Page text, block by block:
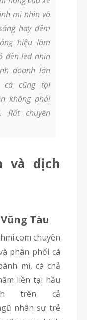
mì nhìn vô
hay đêm
hiệu làm
đèn led nhìn
doanh lớn
cá cũng tại
không phải
chuyên
và dịch
Tàu
phân phối cá
mì, cá chả
liền tại hầu
trên cả
nhân sự trẻ